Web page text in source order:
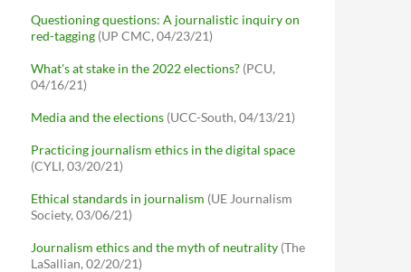
Questioning questions: A journalistic inquiry on
red-tagging (UP CMC, 04/23/21)
What's at stake in the 2022 elections? (PCU,
04/16/21)
Media and the elections (UCC-South, 04/13/21)
Practicing journalism ethics in the digital space
(CYLI, 03/20/21)
Ethical standards in journalism (UE Journalism
Society, 03/06/21)
Journalism ethics and the myth of neutrality (The
LaSallian, 02/20/21)